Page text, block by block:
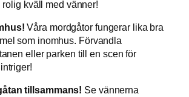
kväll med vänner!
Våra mordgåtor fungerar lika bra
som inomhus. Förvandla
eller parken till en scen för
tillsammans! Se vännerna